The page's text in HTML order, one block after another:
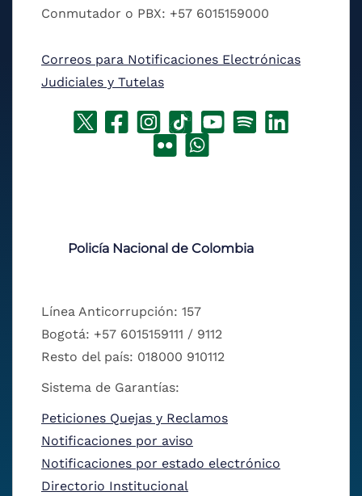
Conmutador o PBX: +57 6015159000
Correos para Notificaciones Electrónicas
Judiciales y Tutelas
Policía Nacional de Colombia
Línea Anticorrupción: 157
Bogotá: +57 6015159111 / 9112
Resto del país: 018000 910112
Sistema de Garantías:
Peticiones Quejas y Reclamos
Notificaciones por aviso
Notificaciones por estado electrónico
Directorio Institucional